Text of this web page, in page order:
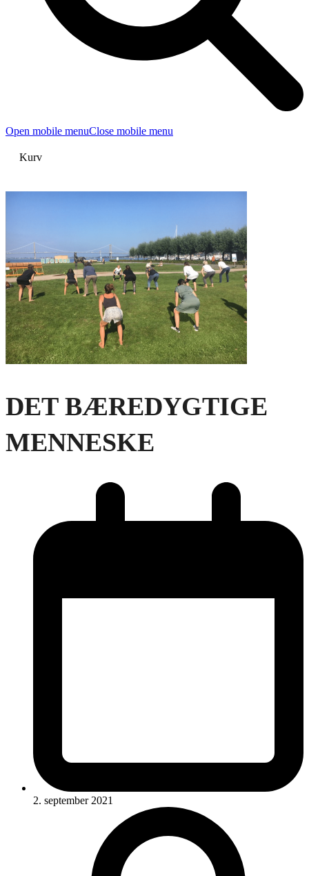
Open mobile menuClose mobile menu
Kurv
DET BÆREDYGTIGE
MENNESKE
2. september 2021